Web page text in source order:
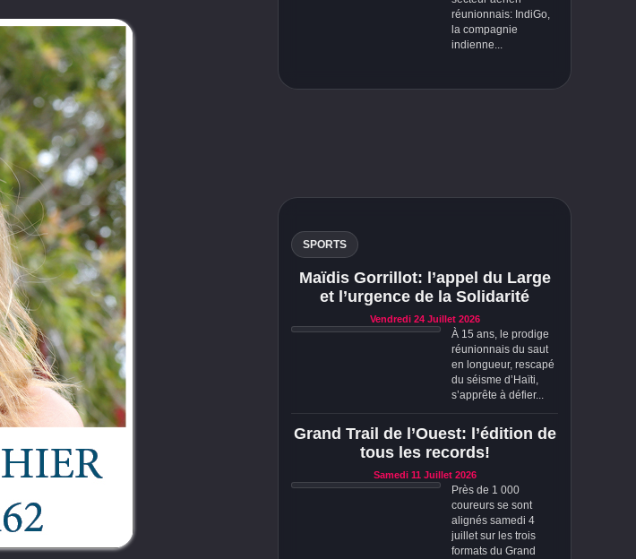
réunionnais: IndiGo,
la compagnie
indienne...
SPORTS
Maïdis Gorrillot: l’appel du Large
et l’urgence de la Solidarité
Vendredi 24 Juillet 2026
À 15 ans, le prodige
réunionnais du saut
en longueur, rescapé
du séisme d’Haïti,
s’apprête à défier...
Grand Trail de l’Ouest: l’édition de
tous les records!
Samedi 11 Juillet 2026
Près de 1 000
coureurs se sont
alignés samedi 4
juillet sur les trois
formats du Grand